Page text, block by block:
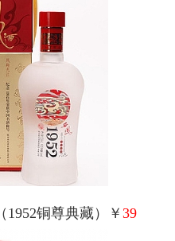
1952铜尊典藏）￥ 39